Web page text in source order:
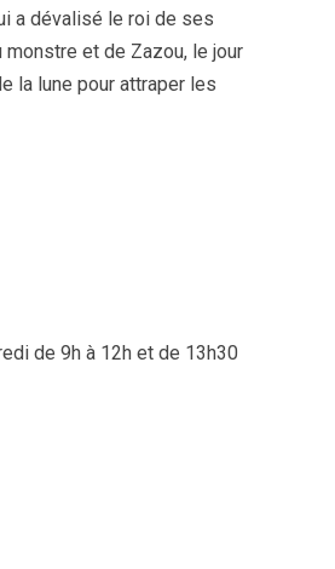
a dévalisé le roi de ses
monstre et de Zazou, le jour
la lune pour attraper les
de 9h à 12h et de 13h30